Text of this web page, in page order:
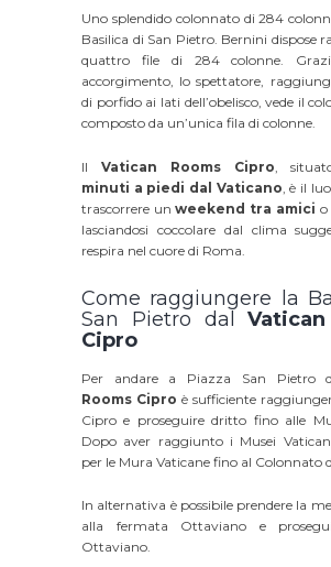
Uno splendido colonnato di 284
Basilica di San Pietro. Bernini dispose
quattro file di 284 colonne.
accorgimento, lo spettatore,
di porfido ai lati dell’obelisco, vede il
composto da un’unica fila di colonne.
Il Vatican Rooms Cipro ,
minuti a piedi dal Vaticano , è il
trascorrere unweekend tra amici o
lasciandosi coccolare dal clima
respira nel cuore di Roma.
Come raggiungere la
San Pietro dal
Cipro
Per andare a Piazza San Pietro
Rooms Cipro è sufficiente
Cipro e proseguire dritto fino alle
Dopo aver raggiunto i Musei
per le Mura Vaticane fino al Colonnato
In alternativa è possibile prendere la
alla fermata Ottaviano e
Ottaviano.